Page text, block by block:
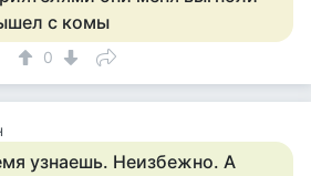
с комы
0
узнаешь. Неизбежно. А